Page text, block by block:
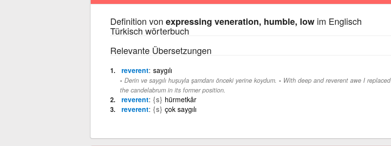
Definition von expressing veneration, humble, lowim Englisch
Türkisch wörterbuch
Relevante Übersetzungen
reverent saygılı
Derin ve saygılı huşuyla şamdanı önceki yerine koydum. - With deep and reverent awe I replaced
the candelabrum in its former position.
reverent {s} hürmetkâr
reverent {s} çok saygılı